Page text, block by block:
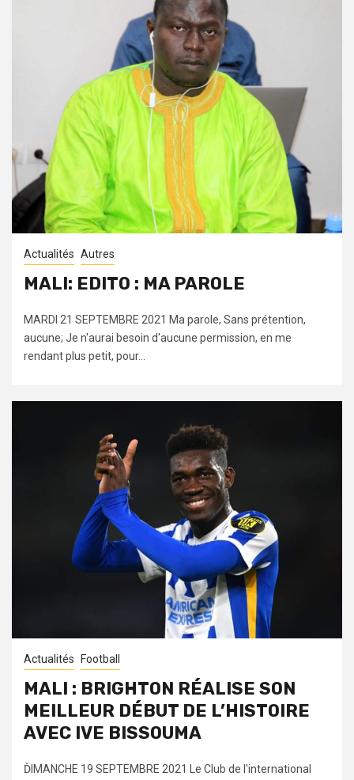
Actualités Autres
MALI: EDITO : MA PAROLE
MARDI 21 SEPTEMBRE 2021 Ma parole, Sans prétention,
aucune; Je n'aurai besoin d'aucune permission, en me
rendant plus petit, pour...
Actualités Football
MALI : BRIGHTON RÉALISE SON
MEILLEUR DÉBUT DE L’HISTOIRE
AVEC IVE BISSOUMA
ĎIMANCHE 19 SEPTEMBRE 2021 Le Club de l'international